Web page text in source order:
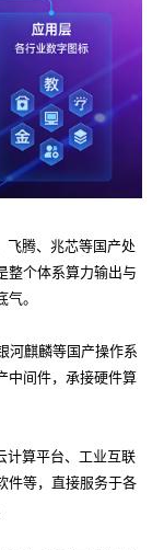
飞腾、兆芯等国产处
整个体系算力输出与
。
河麒麟等国产操作系
中间件，承接硬件算
计算平台、工业互联
件等，直接服务于各